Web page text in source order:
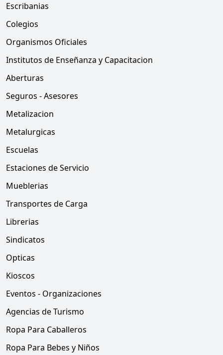
Escribanias
Colegios
Organismos Oficiales
Institutos de Enseñanza y Capacitacion
Aberturas
Seguros - Asesores
Metalizacion
Metalurgicas
Escuelas
Estaciones de Servicio
Mueblerias
Transportes de Carga
Librerias
Sindicatos
Opticas
Kioscos
Eventos - Organizaciones
Agencias de Turismo
Ropa Para Caballeros
Ropa Para Bebes y Niños